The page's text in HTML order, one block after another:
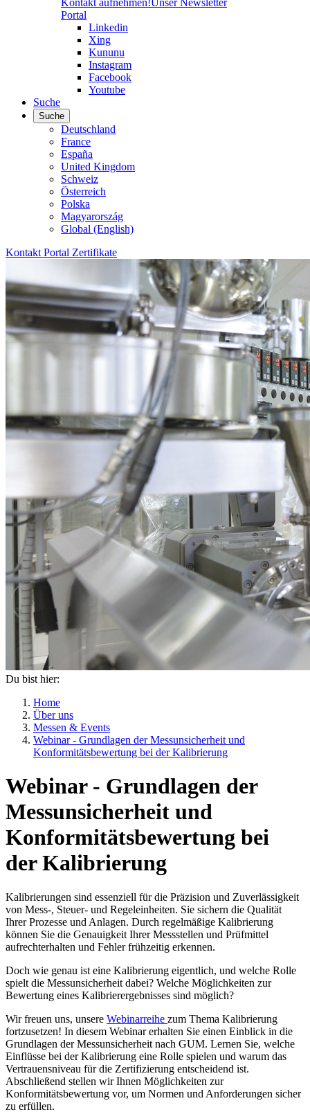
Kontakt aufnehmen!Unser Newsletter
Portal
Linkedin
Xing
Kununu
Instagram
Facebook
Youtube
Suche
Suche
Deutschland
France
España
United Kingdom
Schweiz
Österreich
Polska
Magyarország
Global (English)
Kontakt Portal Zertifikate
Du bist hier:
Home
Über uns
Messen & Events
Webinar - Grundlagen der Messunsicherheit und
Konformitätsbewertung bei der Kalibrierung
Webinar - Grundlagen der
Messunsicherheit und
Konformitätsbewertung bei
der Kalibrierung
Kalibrierungen sind essenziell für die Präzision und Zuverlässigkeit
von Mess-, Steuer- und Regeleinheiten. Sie sichern die Qualität
Ihrer Prozesse und Anlagen. Durch regelmäßige Kalibrierung
können Sie die Genauigkeit Ihrer Messstellen und Prüfmittel
aufrechterhalten und Fehler frühzeitig erkennen.
Doch wie genau ist eine Kalibrierung eigentlich, und welche Rolle
spielt die Messunsicherheit dabei? Welche Möglichkeiten zur
Bewertung eines Kalibrierergebnisses sind möglich?
Wir freuen uns, unsere Webinarreihe zum Thema Kalibrierung
fortzusetzen! In diesem Webinar erhalten Sie einen Einblick in die
Grundlagen der Messunsicherheit nach GUM. Lernen Sie, welche
Einflüsse bei der Kalibrierung eine Rolle spielen und warum das
Vertrauensniveau für die Zertifizierung entscheidend ist.
Abschließend stellen wir Ihnen Möglichkeiten zur
Konformitätsbewertung vor, um Normen und Anforderungen sicher
zu erfüllen.